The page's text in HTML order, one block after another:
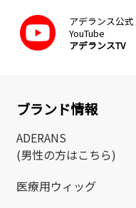
アデランス公式
YouTube
アデランスTV
ブランド情報
ADERANS
(男性の方はこちら)
医療用ウィッグ